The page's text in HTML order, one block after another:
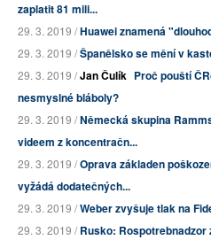
zaplatit 81 mili...
29. 3. 2019 /Huawei znamená
29. 3. 2019 /Španělsko se mění v
29. 3. 2019 /Jan Čulík Proč pouští
nesmyslné bláboly?
29. 3. 2019 /Německá skupina
videem z koncentračn...
29. 3. 2019 /Oprava základen
vyžádá dodatečných...
29. 3. 2019 /Weber zvyšuje tlak na
29. 3. 2019 /Rusko: